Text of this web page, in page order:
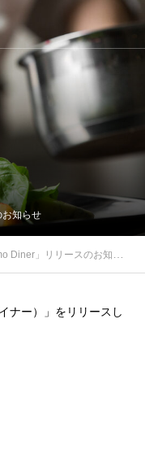
知らせ
」リリースのお知らせ
ナー）」をリリースし